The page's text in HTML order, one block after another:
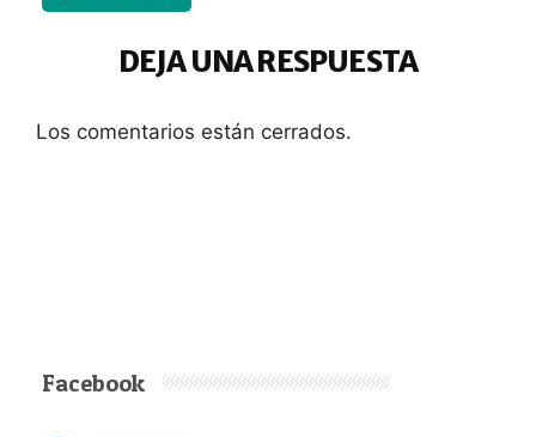
DEJA UNA RESPUESTA
Los comentarios están cerrados.
Facebook